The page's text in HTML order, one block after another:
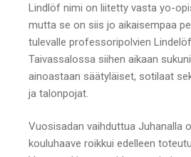
Lindlöf nimi on liitetty vasta yo-
mutta se on siis jo aikaisempaa
tulevalle professoripolvien
Taivassalossa siihen aikaan
ainoastaan säätyläiset, sotilaat
ja talonpojat.
Vuosisadan vaihduttua Juhanalla
kouluhaave roikkui edelleen